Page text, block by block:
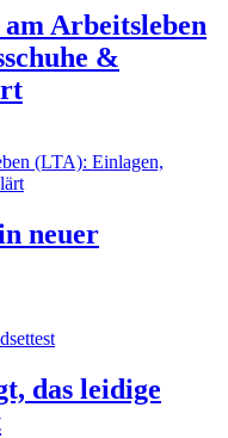
Arbeitsleben
&
neuer
das leidige